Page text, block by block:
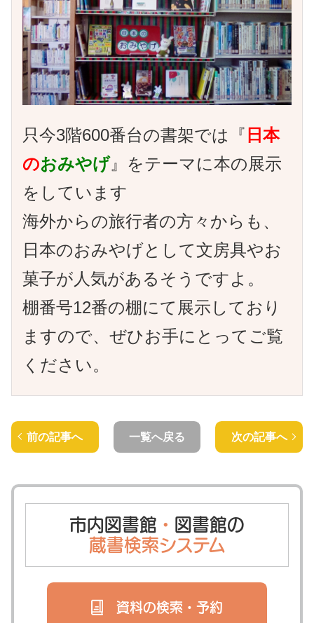
只今3階600番台の書架では『 日本
のおみやげ』をテーマに本の展示
をしています
海外からの旅行者の方々からも、
日本のおみやげとして文房具やお
菓子が人気があるそうですよ。
棚番号12番の棚にて展示しており
ますので、ぜひお手にとってご覧
ください。
前の記事へ 一覧へ戻る 次の記事へ
市内図書館 ・ 図書館の
蔵書検索システム
資料の検索・ 予約